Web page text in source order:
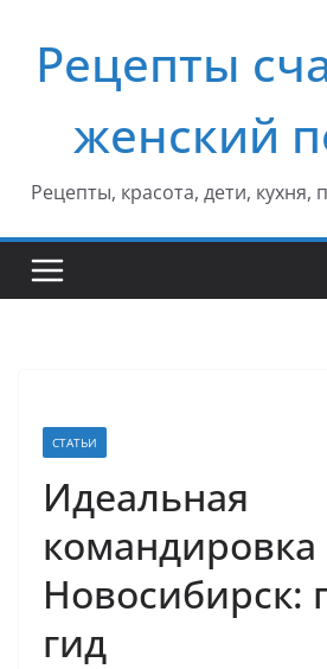
содержимому
Рецепты
женский
Рецепты, красота, дети, кухня,
СТАТЬИ
Идеальная
командировка
Новосибирск:
гид